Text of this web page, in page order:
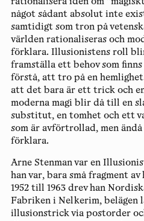
rationalisera idén om
något sådant absolut inte
samtidigt som tron på
världen rationaliseras och
förklara. Illusionistens roll
framställa ett behov som
förstå, att tro på en
att det bara är ett trick och
moderna magi blir då till en
substitut, en tomhet och ett
som är avförtrollad, men
förklara.
Arne Stenman var en
han var, bara små fragment
1952 till 1963 drev han
Fabriken i Nelkerim, belägen
illusionstrick via postorder